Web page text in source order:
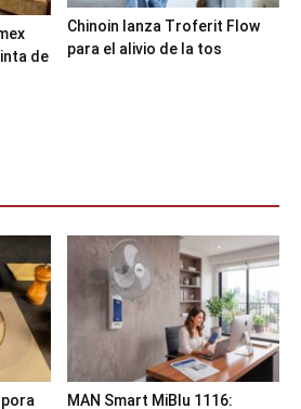
de
Chinoin lanza Troferit Flow
para el alivio de la tos
MAN Smart MiBlu 1116: